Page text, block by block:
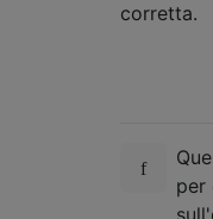
corretta.
per